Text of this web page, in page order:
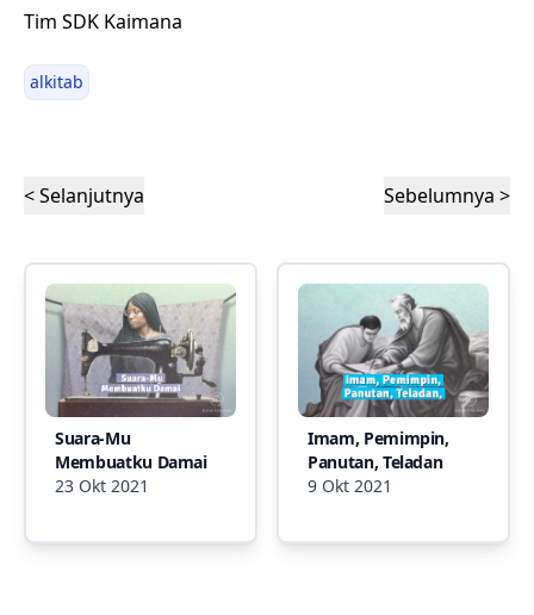
Tim SDK Kaimana
alkitab
< Selanjutnya Sebelumnya >
Suara-Mu
Membuatku Damai
23 Okt 2021
Imam, Pemimpin,
Panutan, Teladan
9 Okt 2021